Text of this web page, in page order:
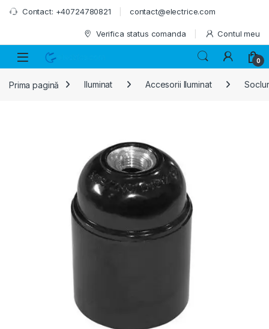
Skip to navigation
Skip to content
Contact: +40724780821 contact@electrice.com
Verifica status comanda Contul meu
0
Prima pagină Iluminat Accesorii Iluminat